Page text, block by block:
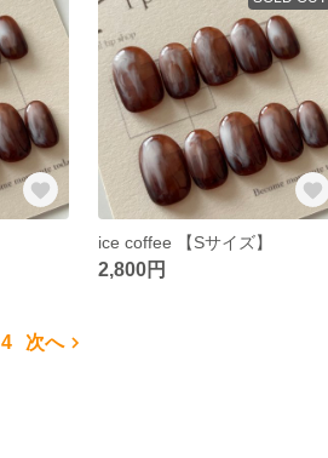
ice coffee 【Sサイズ】
2,800円
4 次へ